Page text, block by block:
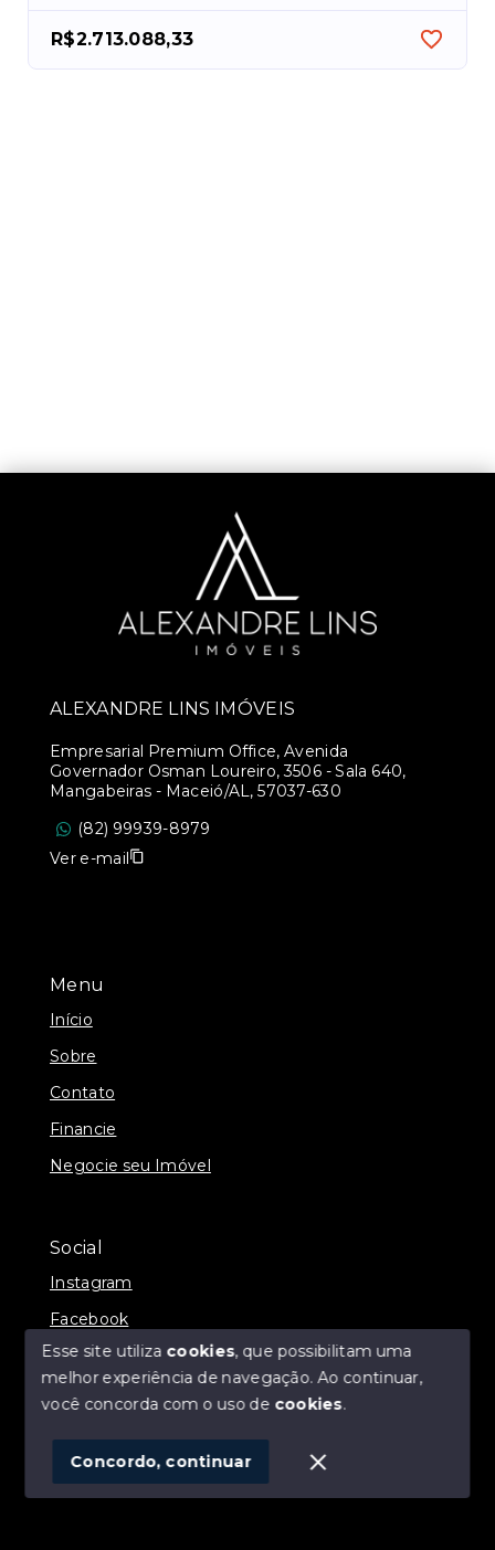
R$2.713.088,33
Menu
Início
Sobre
Contato
Financie
Negocie seu Imóvel
Social
Instagram
Facebook
© Copyright 2026 - ALEXANDRE LINS IMÓVEIS -
SITE PARA IMOBILIARIA
ALEXANDRE LINS IMÓVEIS
Empresarial Premium Office, Avenida
Governador Osman Loureiro, 3506 - Sala 640,
Mangabeiras - Maceió/AL, 57037-630
(82) 99939-8979
Ver e-mail
Esse site utiliza cookies, que possibilitam uma
melhor experiência de navegação.Ao continuar,
você concorda com o uso de cookies.
Concordo, continuar